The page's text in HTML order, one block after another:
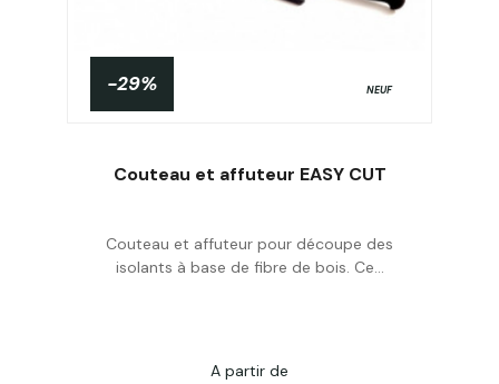
Personnaliser
-29% NEUF
Couteau et affuteur EASY CUT
Couteau et affuteur pour découpe des
isolants à base de fibre de bois. Ce...
A partir de